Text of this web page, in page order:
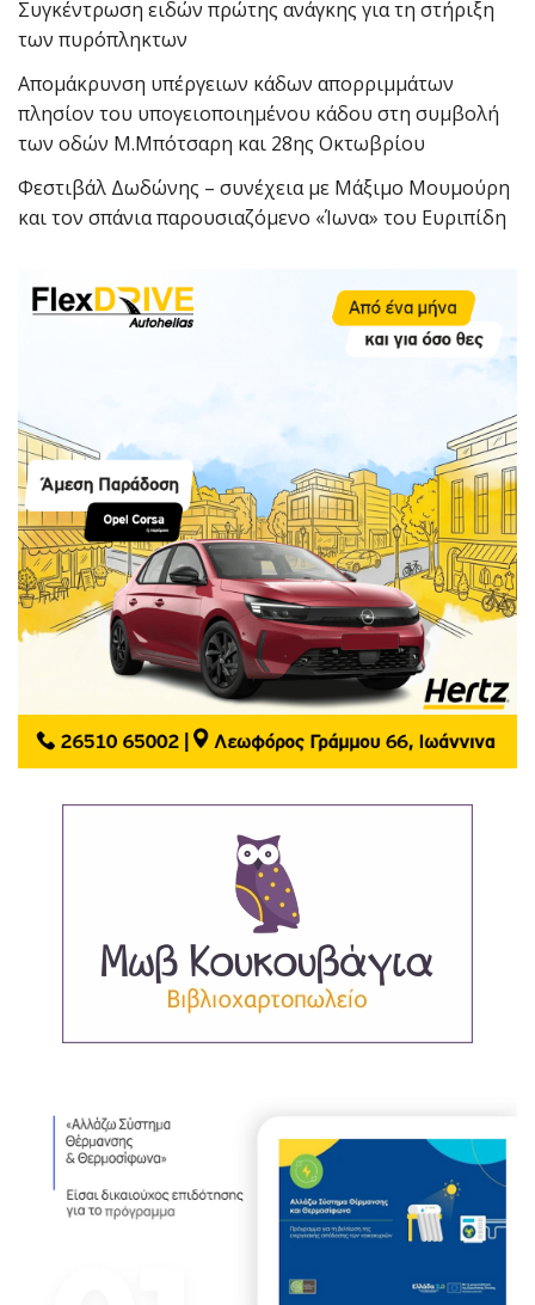
Συγκέντρωση ειδών πρώτης ανάγκης για τη στήριξη
των πυρόπληκτων
Απομάκρυνση υπέργειων κάδων απορριμμάτων
πλησίον του υπογειοποιημένου κάδου στη συμβολή
των οδών Μ.Μπότσαρη και 28ης Οκτωβρίου
Φεστιβάλ Δωδώνης – συνέχεια με Μάξιμο Μουμούρη
και τον σπάνια παρουσιαζόμενο «Ίωνα» του Ευριπίδη